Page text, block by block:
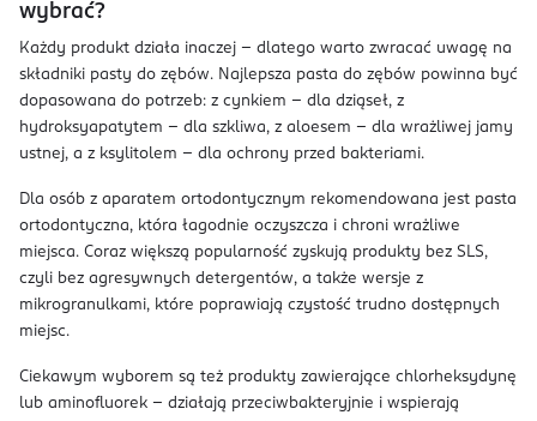
wybrać?
Każdy produkt działa inaczej – dlatego warto zwracać uwagę na
składniki pasty do zębów. Najlepsza pasta do zębów powinna być
dopasowana do potrzeb: z cynkiem – dla dziąseł, z
hydroksyapatytem – dla szkliwa, z aloesem – dla wrażliwej jamy
ustnej, a z ksylitolem – dla ochrony przed bakteriami.
Dla osób z aparatem ortodontycznym rekomendowana jest pasta
ortodontyczna, która łagodnie oczyszcza i chroni wrażliwe
miejsca. Coraz większą popularność zyskują produkty bez SLS,
czyli bez agresywnych detergentów, a także wersje z
mikrogranulkami, które poprawiają czystość trudno dostępnych
miejsc.
Ciekawym wyborem są też produkty zawierające chlorheksydynę
lub aminofluorek – działają przeciwbakteryjnie i wspierają